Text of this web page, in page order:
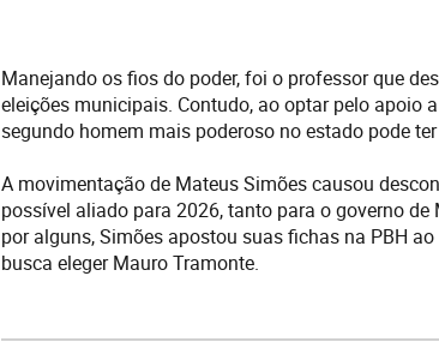
Manejando os fios do poder, foi o professor que
eleições municipais. Contudo, ao optar pelo apoio
segundo homem mais poderoso no estado pode
A movimentação de Mateus Simões causou
possível aliado para 2026, tanto para o governo
por alguns, Simões apostou suas fichas na PBH
busca eleger Mauro Tramonte.